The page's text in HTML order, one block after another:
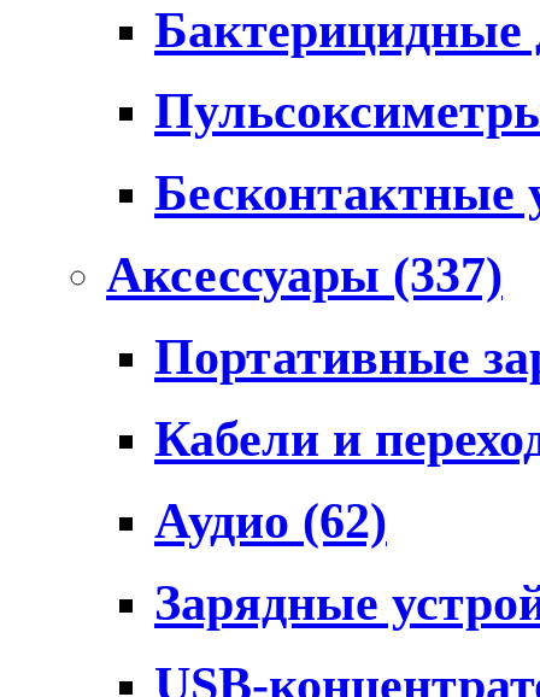
Бесконтактные
Аксессуары (337)
Портативные
Кабели и
Аудио (62)
Зарядные
USB-